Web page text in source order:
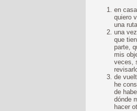
en
quiero
una
una
que
parte,
mis
veces,
de
he
de
dónde
hacer